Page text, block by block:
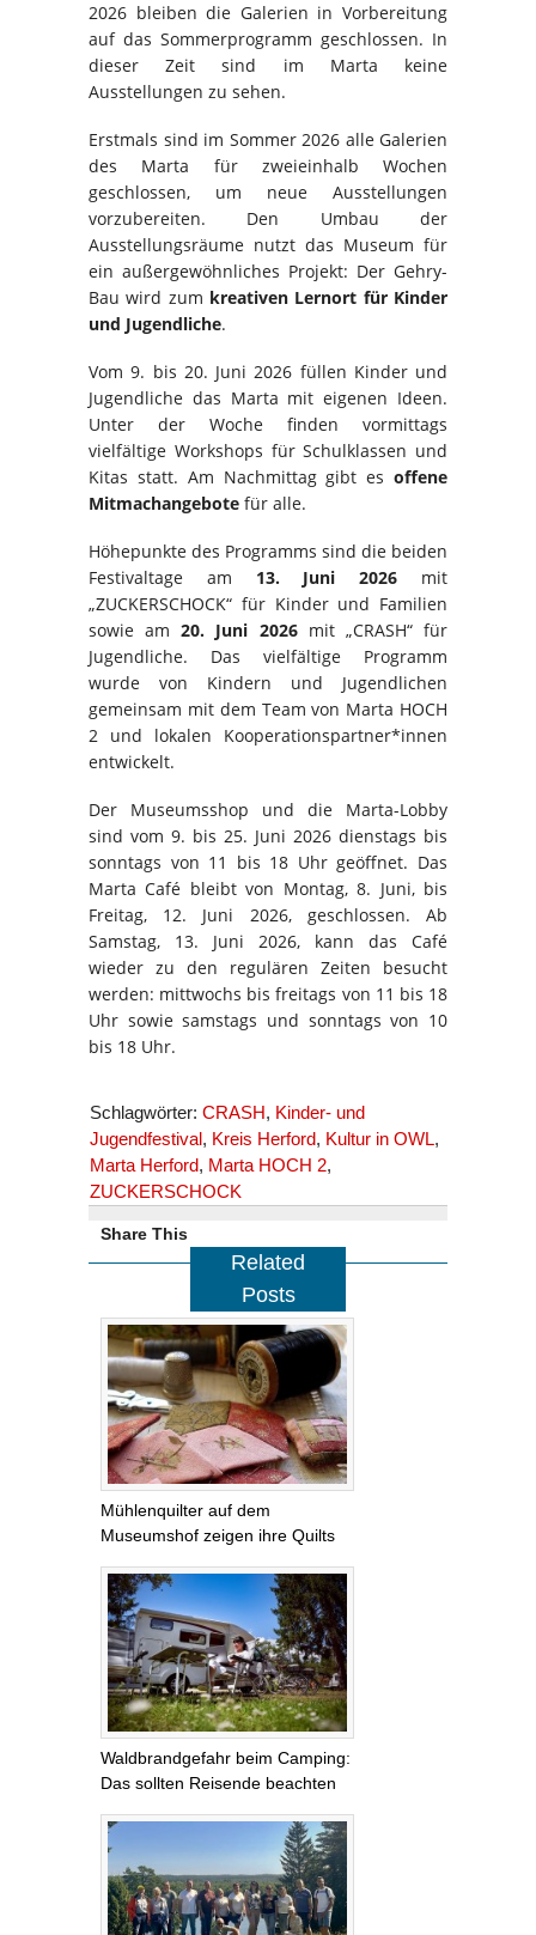
2026 bleiben die Galerien in Vorbereitung
auf das Sommerprogramm geschlossen. In
dieser Zeit sind im Marta keine
Ausstellungen zu sehen.
Erstmals sind im Sommer 2026 alle Galerien
des Marta für zweieinhalb Wochen
geschlossen, um neue Ausstellungen
vorzubereiten. Den Umbau der
Ausstellungsräume nutzt das Museum für
ein außergewöhnliches Projekt: Der Gehry-
Bau wird zum kreativen Lernort für Kinder
und Jugendliche.
Vom 9. bis 20. Juni 2026 füllen Kinder und
Jugendliche das Marta mit eigenen Ideen.
Unter der Woche finden vormittags
vielfältige Workshops für Schulklassen und
Kitas statt. Am Nachmittag gibt es offene
Mitmachangebote für alle.
Höhepunkte des Programms sind die beiden
Festivaltage am 13. Juni 2026 mit
„ZUCKERSCHOCK“ für Kinder und Familien
sowie am20. Juni 2026mit „CRASH“ für
Jugendliche. Das vielfältige Programm
wurde von Kindern und Jugendlichen
gemeinsam mit dem Team von Marta HOCH
2 und lokalen Kooperationspartner*innen
entwickelt.
Der Museumsshop und die Marta-Lobby
sind vom 9. bis 25. Juni 2026 dienstags bis
sonntags von 11 bis 18 Uhr geöffnet. Das
Marta Café bleibt von Montag, 8. Juni, bis
Freitag, 12. Juni 2026, geschlossen. Ab
Samstag, 13. Juni 2026, kann das Café
wieder zu den regulären Zeiten besucht
werden: mittwochs bis freitags von 11 bis 18
Uhr sowie samstags und sonntags von 10
bis 18 Uhr.
Schlagwörter: CRASH, Kinder- und
Jugendfestival, Kreis Herford, Kultur in OWL,
Marta Herford, Marta HOCH 2,
ZUCKERSCHOCK
Share This
Related
Posts
Mühlenquilter auf dem
Museumshof zeigen ihre Quilts
Waldbrandgefahr beim Camping:
Das sollten Reisende beachten